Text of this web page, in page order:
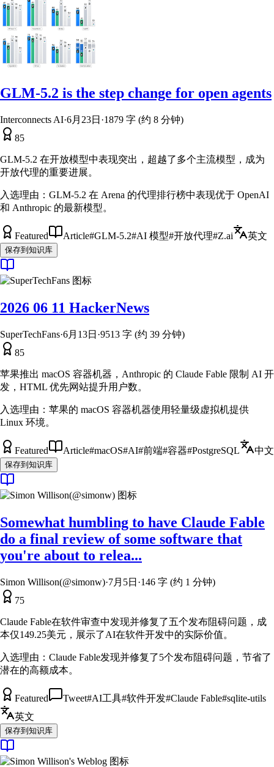
GLM-5.2 is the step change for open agents
Interconnects AI·6月23日 ·1879 字 (约 8 分钟)
85
GLM-5.2 在开放模型中表现突出，超越了多个主流模型，成为
开放代理的重要进展。
入选理由： GLM-5.2 在 Arena 的代理排行榜中表现优于 OpenAI
和 Anthropic 的最新模型。
Featured Article#GLM-5.2#AI 模型#开放代理#Z.ai 英文
保存到知识库
2026 06 11 HackerNews
SuperTechFans·6月13日 ·9513 字 (约 39 分钟)
85
苹果推出 macOS 容器机器，Anthropic 的 Claude Fable 限制 AI 开
发，HTML 优先网站提升用户数。
入选理由： 苹果的 macOS 容器机器使用轻量级虚拟机提供
Linux 环境。
Featured Article#macOS#AI#前端#容器#PostgreSQL 中文
保存到知识库
Somewhat humbling to have Claude Fable
do a final review of some software that
you're about to relea...
Simon Willison(@simonw)·7月5日 ·146 字 (约 1 分钟)
75
Claude Fable在软件审查中发现并修复了五个发布阻碍问题，成
本仅149.25美元，展示了AI在软件开发中的实际价值。
入选理由： Claude Fable发现并修复了5个发布阻碍问题，节省了
潜在的高额成本。
Featured Tweet#AI工具#软件开发#Claude Fable#sqlite-utils
英文
保存到知识库